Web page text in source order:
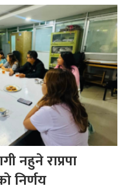
नहुने राप्रपा
निर्णय